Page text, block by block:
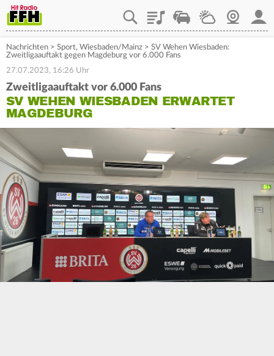
PlaylistStaupilotWetterWebcam
Nachrichten > Sport, Wiesbaden/Mainz > SV Wehen Wiesbaden:
Zweitligaauftakt gegen Magdeburg vor 6.000 Fans
27.07.2023, 16:26 Uhr
Zweitligaauftakt vor 6.000 Fans
SV WEHEN WIESBADEN ERWARTET
MAGDEBURG